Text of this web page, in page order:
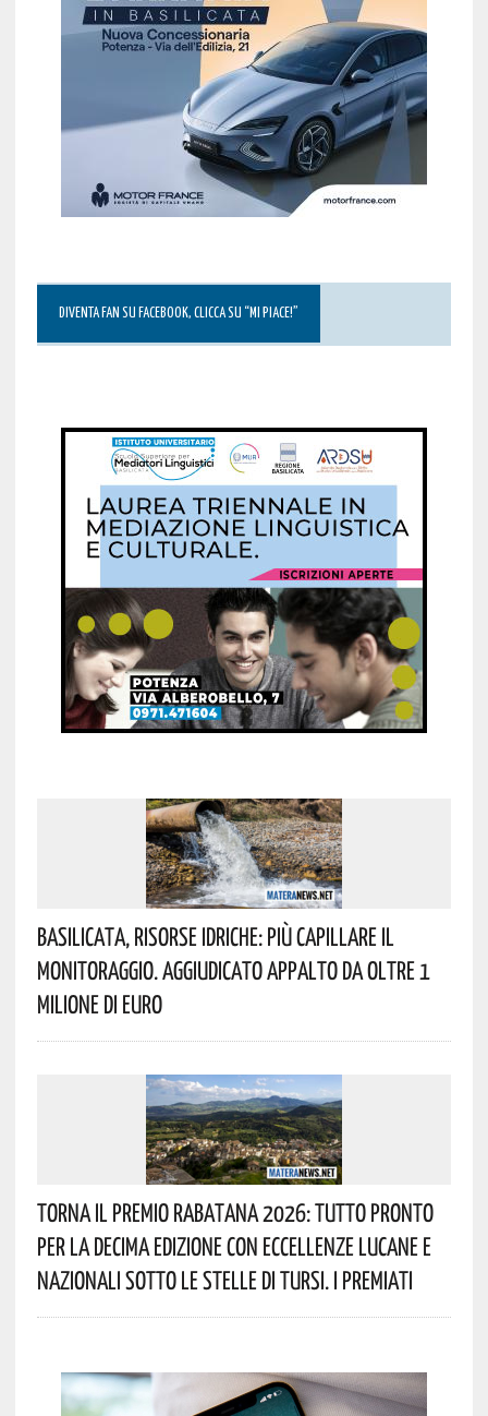
DIVENTA FAN SU FACEBOOK, CLICCA SU “MI PIACE!”
Basilicata, Risorse Idriche: Più Capillare Il
Monitoraggio. Aggiudicato Appalto Da Oltre 1
Milione Di Euro
Torna Il Premio Rabatana 2026: Tutto Pronto
Per La Decima Edizione Con Eccellenze Lucane E
Nazionali Sotto Le Stelle Di Tursi. I Premiati